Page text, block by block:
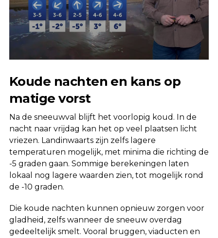
Koude nachten en kans op
matige vorst
Na de sneeuwval blijft het voorlopig koud. In de
nacht naar vrijdag kan het op veel plaatsen licht
vriezen. Landinwaarts zijn zelfs lagere
temperaturen mogelijk, met minima die richting de
-5 graden gaan. Sommige berekeningen laten
lokaal nog lagere waarden zien, tot mogelijk rond
de -10 graden.
Die koude nachten kunnen opnieuw zorgen voor
gladheid, zelfs wanneer de sneeuw overdag
gedeeltelijk smelt. Vooral bruggen, viaducten en